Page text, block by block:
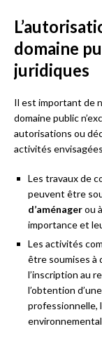
domaine
juridiques
Il est important de
domaine public
autorisations ou
activités
Les travaux de
peuvent être
d’aménagerou
importance et
Les activités
être soumises à
l’inscription au
l’obtention
professionnelle,